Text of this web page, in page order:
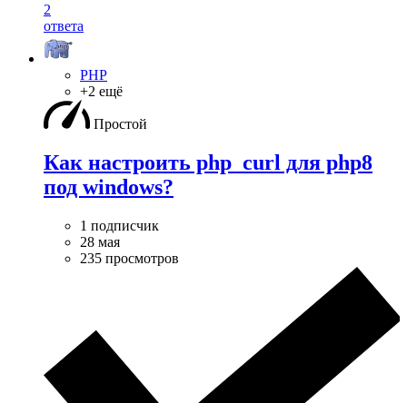
2
ответа
PHP
+2 ещё
Простой
Как настроить php_curl для php8
под windows?
1 подписчик
28 мая
235 просмотров